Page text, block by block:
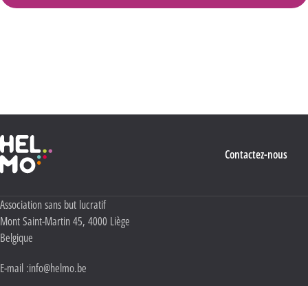
Haute École Libre Mosane
Contactez-nous
Adresse :
Association sans but lucratif
Mont Saint-Martin 45, 4000 Liège
Belgique
E-mail :info@helmo.be